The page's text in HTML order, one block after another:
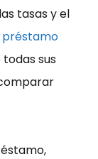
tasas y el
préstamo
sus